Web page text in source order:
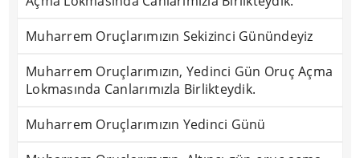
Muharrem Oruçlarımızın Sekizinci Günündeyiz
Muharrem Oruçlarımızın, Yedinci Gün Oruç Açma
Lokmasında Canlarımızla Birlikteydik.
Muharrem Oruçlarımızın Yedinci Günü